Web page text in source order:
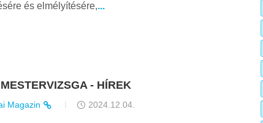
és elmélyítésére,...
- HÍREK
Magazin 2024.12.04.